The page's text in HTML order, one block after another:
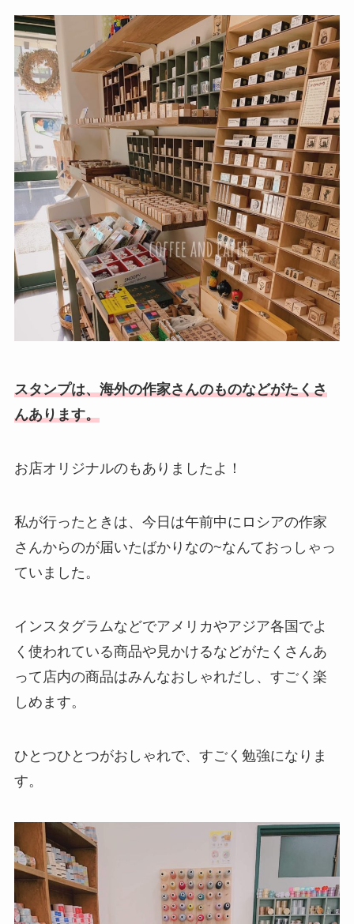
スタンプは、海外の作家さんのものなどがたくさ
んあります。
お店オリジナルのもありましたよ！
私が行ったときは、今日は午前中にロシアの作家
さんからのが届いたばかりなの~なんておっしゃっ
ていました。
インスタグラムなどでアメリカやアジア各国でよ
く使われている商品や見かけるなどがたくさんあ
って店内の商品はみんなおしゃれだし、すごく楽
しめます。
ひとつひとつがおしゃれで、すごく勉強になりま
す。